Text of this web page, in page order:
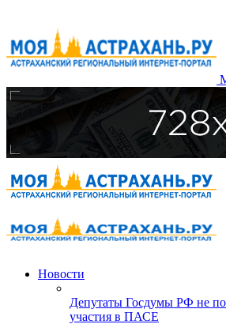
Новости
Депутаты Госдумы РФ не
участия в ПАСЕ